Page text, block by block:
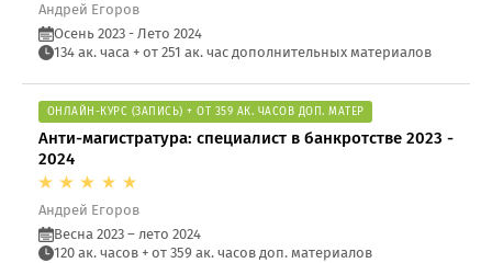
Андрей Егоров
Осень 2023 - Лето 2024
134 ак. часа + от 251 ак. час дополнительных материалов
ОНЛАЙН-КУРС (ЗАПИСЬ) + ОТ 359 АК. ЧАСОВ ДОП. МАТЕР
Анти-магистратура: специалист в банкротстве 2023 -
2024
Андрей Егоров
Весна 2023 – лето 2024
120 ак. часов + от 359 ак. часов доп. материалов